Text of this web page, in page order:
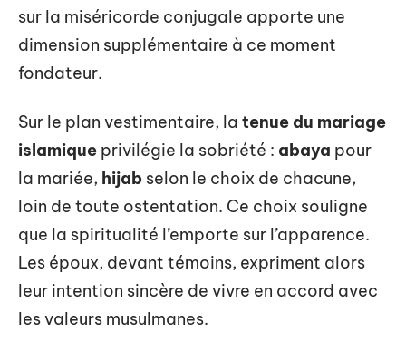
sur la miséricorde conjugale apporte une
dimension supplémentaire à ce moment
fondateur.
Sur le plan vestimentaire, la tenue du mariage
islamique privilégie la sobriété : abaya pour
la mariée, hijab selon le choix de chacune,
loin de toute ostentation. Ce choix souligne
que la spiritualité l’emporte sur l’apparence.
Les époux, devant témoins, expriment alors
leur intention sincère de vivre en accord avec
les valeurs musulmanes.